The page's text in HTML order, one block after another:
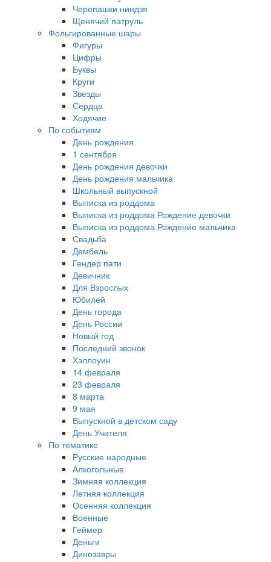
Черепашки ниндзя
Щенячий патруль
Фольгированные шары
Фигуры
Цифры
Буквы
Круги
Звезды
Сердца
Ходячие
По событиям
День рождения
1 сентября
День рождения девочки
День рождения мальчика
Школьный выпускной
Выписка из роддома
Выписка из роддома Рождение девочки
Выписка из роддома Рождение мальчика
Свадьба
Дембель
Гендер пати
Девичник
Для Взрослых
Юбилей
День города
День России
Новый год
Последний звонок
Хэллоуин
14 февраля
23 февраля
8 марта
9 мая
Выпускной в детском саду
День Учителя
По тематике
Русские народные
Алкогольные
Зимняя коллекция
Летняя коллекция
Осенняя коллекция
Военные
Геймер
Деньги
Динозавры